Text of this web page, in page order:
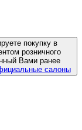
покупку в
розничного
Вами ранее
салоны